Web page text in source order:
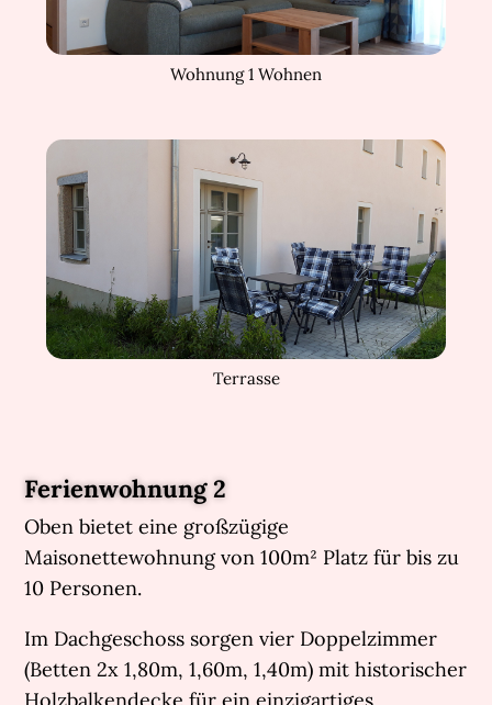
Wohnung 1 Wohnen
Terrasse
Ferienwohnung 2
Oben bietet eine großzügige
Maisonettewohnung von 100m² Platz für bis zu
10 Personen.
Im Dachgeschoss sorgen vier Doppelzimmer
(Betten 2x 1,80m, 1,60m, 1,40m) mit historischer